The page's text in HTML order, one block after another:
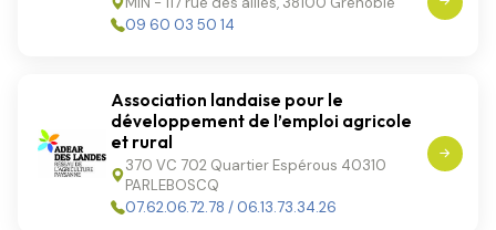
09 60 03 50 14
Association landaise pour le
développement de l’emploi agricole
et rural
370 VC 702 Quartier Espérous 40310
PARLEBOSCQ
07.62.06.72.78 / 06.13.73.34.26